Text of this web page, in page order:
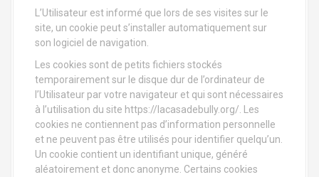
L’Utilisateur est informé que lors de ses visites sur le
site, un cookie peut s’installer automatiquement sur
son logiciel de navigation.
Les cookies sont de petits fichiers stockés
temporairement sur le disque dur de l’ordinateur de
l’Utilisateur par votre navigateur et qui sont nécessaires
à l’utilisation du site https://lacasadebully.org/. Les
cookies ne contiennent pas d’information personnelle
et ne peuvent pas être utilisés pour identifier quelqu’un.
Un cookie contient un identifiant unique, généré
aléatoirement et donc anonyme. Certains cookies